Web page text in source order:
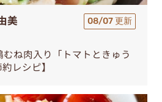
美 08/07 更新
ね肉入り「トマトときゅう
レシピ】